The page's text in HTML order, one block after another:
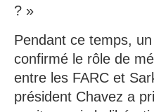
? »
Pendant ce temps,
confirmé le rôle de
entre les FARC et
président Chavez a